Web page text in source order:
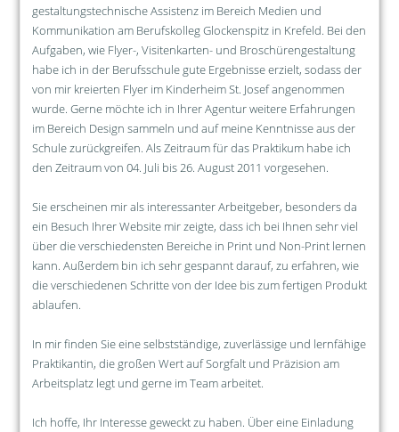
gestaltungstechnische Assistenz im Bereich Medien und
Kommunikation am Berufskolleg Glockenspitz in Krefeld. Bei den
Aufgaben, wie Flyer-, Visitenkarten- und Broschürengestaltung
habe ich in der Berufsschule gute Ergebnisse erzielt, sodass der
von mir kreierten Flyer im Kinderheim St. Josef angenommen
wurde. Gerne möchte ich in Ihrer Agentur weitere Erfahrungen
im Bereich Design sammeln und auf meine Kenntnisse aus der
Schule zurückgreifen. Als Zeitraum für das Praktikum habe ich
den Zeitraum von 04. Juli bis 26. August 2011 vorgesehen.
Sie erscheinen mir als interessanter Arbeitgeber, besonders da
ein Besuch Ihrer Website mir zeigte, dass ich bei Ihnen sehr viel
über die verschiedensten Bereiche in Print und Non-Print lernen
kann. Außerdem bin ich sehr gespannt darauf, zu erfahren, wie
die verschiedenen Schritte von der Idee bis zum fertigen Produkt
ablaufen.
In mir finden Sie eine selbstständige, zuverlässige und lernfähige
Praktikantin, die großen Wert auf Sorgfalt und Präzision am
Arbeitsplatz legt und gerne im Team arbeitet.
Ich hoffe, Ihr Interesse geweckt zu haben. Über eine Einladung